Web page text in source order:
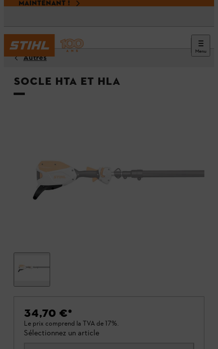
MAINTENANT !
Menu
Autres
Socle HTA et HLA
34,70 €*
Le prix comprend la TVA de 17%.
Sélectionnez un article